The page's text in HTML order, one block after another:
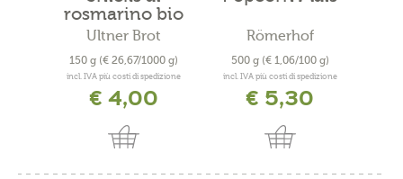
rosmarino bio
Ultner Brot
150 g (€ 26,67/1000 g)
incl. IVA più costi di spedizione
€ 4,00
Römerhof
500 g (€ 1,06/100 g)
incl. IVA più costi di spedizione
€ 5,30